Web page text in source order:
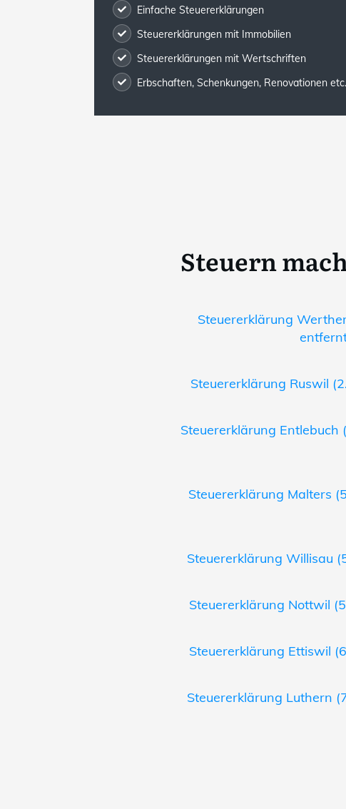
Einfache Steuererklärungen
Steuererklärungen mit Immobilien
Steuererklärungen mit Wertschriften
Erbschaften, Schenkungen, Renovationen etc.
Steuern
Steuererklärung
Steuererklärung Ruswil
Steuererklärung Entlebuch
Steuererklärung Malters
Steuererklärung Willisau
Steuererklärung Nottwil
Steuererklärung Ettiswil
Steuererklärung Luthern